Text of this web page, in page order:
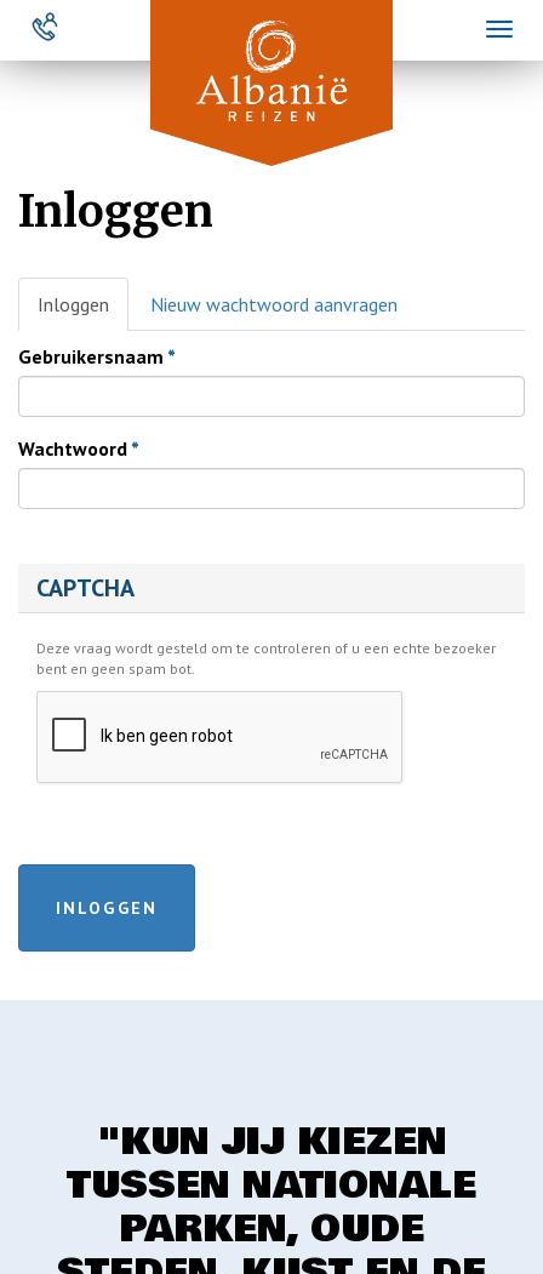
Overslaan
naar
Inloggen
Primaire
tabs
Inloggen (actieve
tabblad)
Nieuw wachtwoord aanvragen
Gebruikersnaam *
Wachtwoord *
CAPTCHA
Deze vraag wordt gesteld om te controleren of u een echte bezoeker
bent en geen spam bot.
INLOGGEN
"KUN JIJ KIEZEN
TUSSEN NATIONALE
PARKEN, OUDE